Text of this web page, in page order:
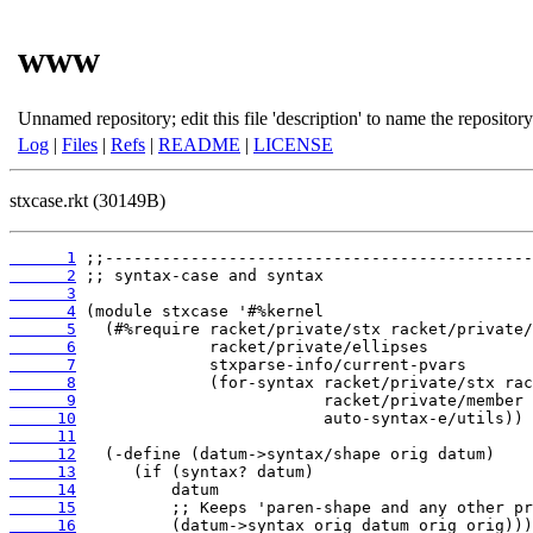
www
Unnamed repository; edit this file 'description' to name the
Log | Files | Refs | README | LICENSE
stxcase.rkt (30149B)
      1
      2
      3
      4
      5
      6
      7
      8
      9
     10
     11
     12
     13
     14
     15
     16